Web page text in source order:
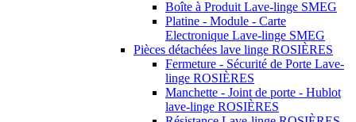
Boîte à Produit Lave-linge SMEG
Platine - Module - Carte
Electronique Lave-linge SMEG
Pièces détachées lave linge ROSIÈRES
Fermeture - Sécurité de Porte Lave-
linge ROSIÈRES
Manchette - Joint de porte - Hublot
lave-linge ROSIÈRES